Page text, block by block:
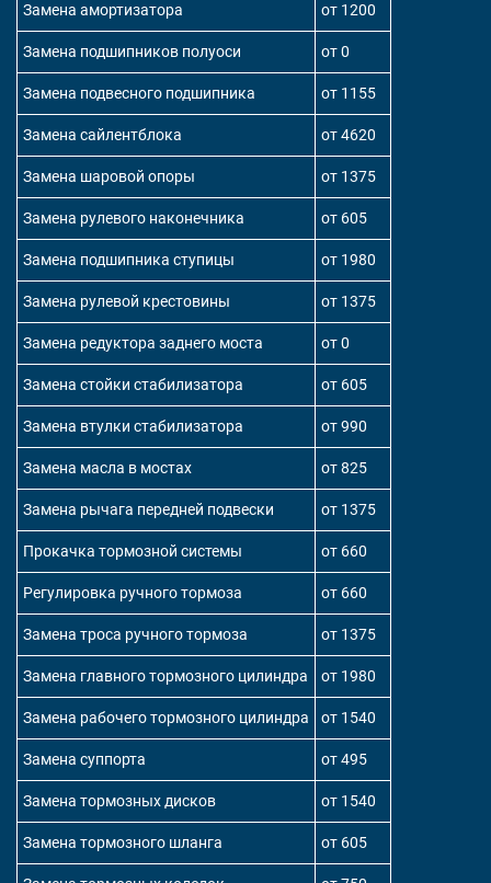
Замена амортизатора от 1200
Замена подшипников полуоси от 0
Замена подвесного подшипника от 1155
Замена сайлентблока от 4620
Замена шаровой опоры от 1375
Замена рулевого наконечника от 605
Замена подшипника ступицы от 1980
Замена рулевой крестовины от 1375
Замена редуктора заднего моста от 0
Замена стойки стабилизатора от 605
Замена втулки стабилизатора от 990
Замена масла в мостах от 825
Замена рычага передней подвески от 1375
Прокачка тормозной системы от 660
Регулировка ручного тормоза от 660
Замена троса ручного тормоза от 1375
Замена главного тормозного цилиндра от 1980
Замена рабочего тормозного цилиндра от 1540
Замена суппорта от 495
Замена тормозных дисков от 1540
Замена тормозного шланга от 605